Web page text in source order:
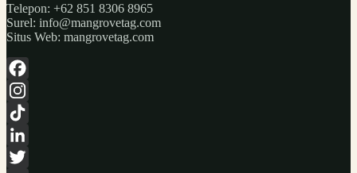
Telepon: +62 851 8306 8965
Surel: info@mangrovetag.com
Situs Web: mangrovetag.com
Facebook
Instagram
TikTok
LinkedIn